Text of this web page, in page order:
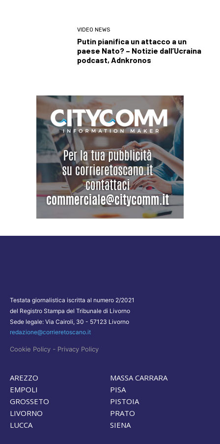
VIDEO NEWS
Putin pianifica un attacco a un
paese Nato? – Notizie dall’Ucraina
podcast, Adnkronos
Testata giornalistica iscritta al numero 2/2021
del Registro Stampa del Tribunale di Livorno
Sede legale: Via Cairoli, 30 - 57123 Livorno
redazione@corrieretoscano.it
Cookie Policy - Privacy Policy
AREZZO
EMPOLI
GROSSETO
LIVORNO
LUCCA
MASSA CARRARA
PISA
PISTOIA
PRATO
SIENA